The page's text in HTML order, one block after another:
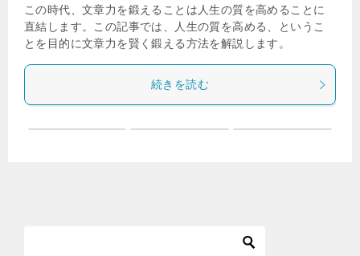
この時代、文章力を鍛えることは人生の質を高めることに
直結します。この記事では、人生の質を高める、というこ
とを目的に文章力を賢く鍛える方法を解説します。
続きを読む